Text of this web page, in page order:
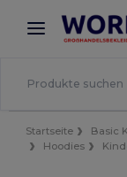
× Bessere
Startseite Basic
Hoodies